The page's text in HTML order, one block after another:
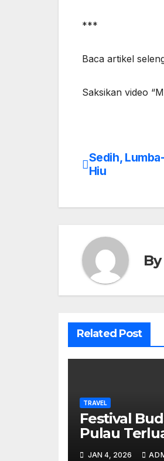
***
Baca artikel
Saksikan video
Post
Sedih,
Hiu
By
Related Post
TRAVEL
Festival
Pulau
Turis Rela
JAN 4, 2026